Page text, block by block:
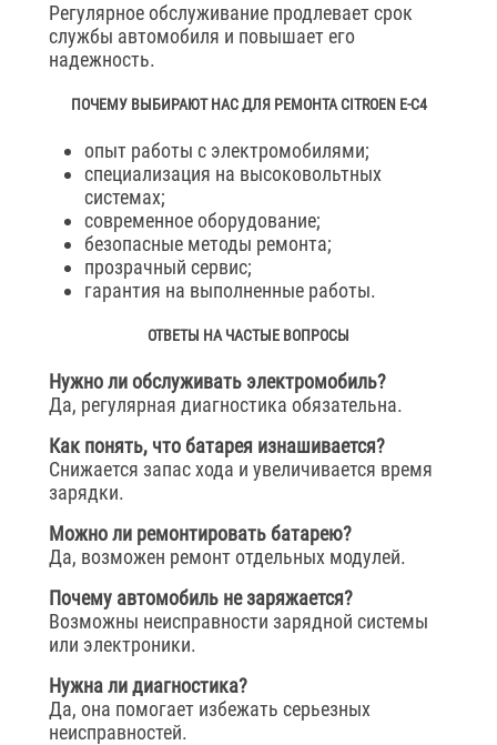
Регулярное обслуживание продлевает срок
службы автомобиля и повышает его
надежность.
ПОЧЕМУ ВЫБИРАЮТ НАС ДЛЯ РЕМОНТА CITROEN E-C4
опыт работы с электромобилями;
специализация на высоковольтных
системах;
современное оборудование;
безопасные методы ремонта;
прозрачный сервис;
гарантия на выполненные работы.
ОТВЕТЫ НА ЧАСТЫЕ ВОПРОСЫ
Нужно ли обслуживать электромобиль?
Да, регулярная диагностика обязательна.
Как понять, что батарея изнашивается?
Снижается запас хода и увеличивается время
зарядки.
Можно ли ремонтировать батарею?
Да, возможен ремонт отдельных модулей.
Почему автомобиль не заряжается?
Возможны неисправности зарядной системы
или электроники.
Нужна ли диагностика?
Да, она помогает избежать серьезных
неисправностей.